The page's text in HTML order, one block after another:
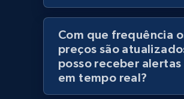
1.2K+ 208+
Best Buy products
URL, Product id, Title, Images, Final
Currency, Discount, Initial price, and
Com que frequência
preços são
posso receber alertas
em tempo real?